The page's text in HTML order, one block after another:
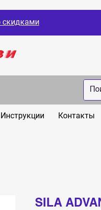
скидками
Инструкции Контакты
SILA